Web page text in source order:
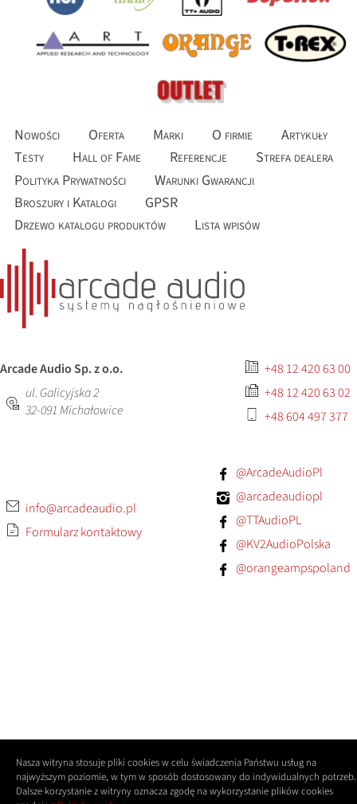
Nowości Oferta Marki O firmie
Artykuły
Testy
Hall of Fame Referencje
Strefa dealera
Polityka Prywatności
Warunki Gwarancji
Broszury i Katalogi
GPSR
Drzewo katalogu produktów
Lista wpisów
Arcade Audio Sp. z o.o.
ul. Galicyjska 2
32-091Michałowice
+48 12 420 63 00
+48 12 420 63 02
+48 604 497 377
info@arcadeaudio.pl
Formularz kontaktowy
@ArcadeAudioPl
@arcadeaudiopl
@TTAudioPL
@KV2AudioPolska
@orangeampspoland
Nasza witryna stosuje pliki cookies w celu świadczenia Państwu usług na
najwyższym poziomie, w tym w sposób dostosowany do indywidualnych potrzeb.
Dalsze korzystanie z witryny oznacza zgodę na wykorzystanie plików cookies